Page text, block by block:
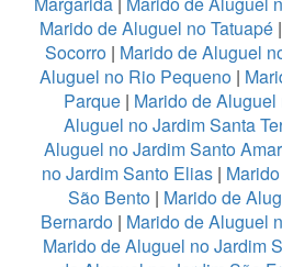
Marido de Aluguel no Tatuapé|
Socorro | Marido de Aluguel
Aluguel no Rio Pequeno|
Parque | Marido de Aluguel
Aluguel no Jardim Santa
Aluguel no Jardim Santo
no Jardim Santo Elias |
São Bento | Marido de
Bernardo | Marido de Aluguel
Marido de Aluguel no Jardim